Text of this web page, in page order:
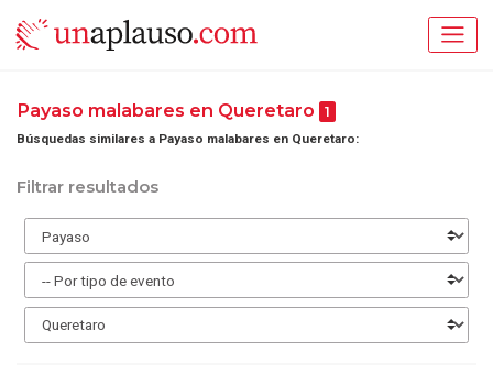
Payaso malabares en Queretaro 1
Búsquedas similares a Payaso malabares en Queretaro:
Filtrar resultados